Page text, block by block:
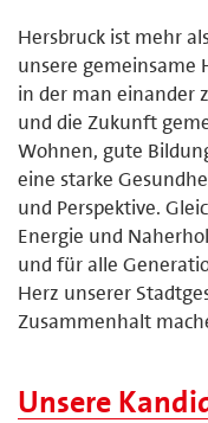
Hersbruck ist mehr
unsere gemeinsame
in der man einander
und die Zukunft
Wohnen, gute
eine starke
und Perspektive.
Energie und
und für alle
Herz unserer
Zusammenhalt
Unsere